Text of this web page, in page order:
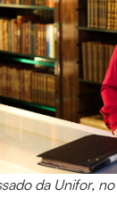
da Unifor,